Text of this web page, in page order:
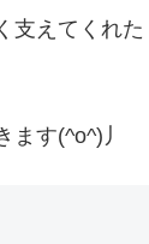
支えてくれ
す(^o^)丿